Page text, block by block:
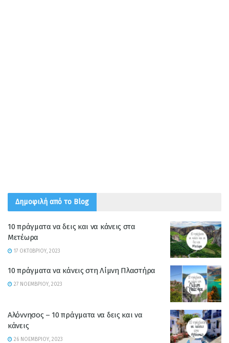
Δημοφιλή από το Blog
10 πράγματα να δεις και να κάνεις στα
Μετέωρα
17 ΟΚΤΩΒΡΊΟΥ, 2023
10 πράγματα να κάνεις στη Λίμνη Πλαστήρα
27 ΝΟΕΜΒΡΊΟΥ, 2023
Αλόννησος – 10 πράγματα να δεις και να
κάνεις
26 ΝΟΕΜΒΡΊΟΥ, 2023